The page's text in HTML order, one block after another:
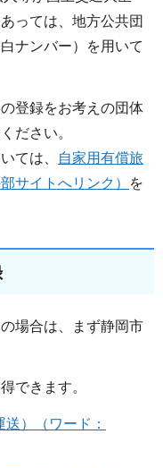
っては、地方公共団
ナンバー）を用いて
登録をお考えの団体
ださい。
ては、
自家用有償旅
サイトへリンク）
を
場合は、まず静岡市
できます。
）（ワード：